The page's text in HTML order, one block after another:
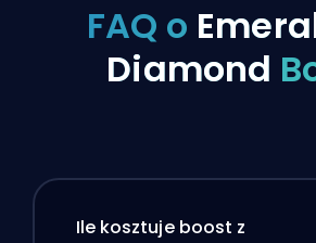
FAQ o
Diamond
Ile kosztuje boost z